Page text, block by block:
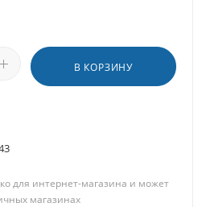
В КОРЗИНУ
для интернет-магазина и может
магазинах